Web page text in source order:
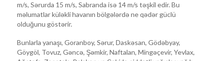
m/s, Sərurda 15 m/s, Sabranda isə 14 m/s təşkil edir. Bu
məlumatlar küləkli havanın bölgələrdə ne qədər güclü
olduğunu göstərir.
Bunlarla yanaşı, Goranboy, Sərur, Daskəsan, Gödəbyay,
Göygöl, Tovuz, Gəncə, Şəmkir, Naftalan, Mingəçevir, Yevlax,